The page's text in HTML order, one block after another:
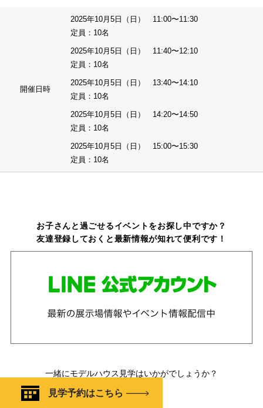
開催日時
2025年10月5日（日） 11:00〜11:30
定員：10名
2025年10月5日（日） 11:40〜12:10
定員：10名
2025年10月5日（日） 13:40〜14:10
定員：10名
2025年10月5日（日） 14:20〜14:50
定員：10名
2025年10月5日（日） 15:00〜15:30
定員：10名
お子さんと過ごせるイベントをお探し中ですか？
友達登録しておくと最新情報が知れて便利です！
一緒にモデルハウス見学はいかがでしょうか？
見学予約はこちら